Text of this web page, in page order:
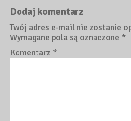
Dodaj komentarz
Twój adres e-mail nie zostanie
Wymagane pola są oznaczone *
Komentarz *